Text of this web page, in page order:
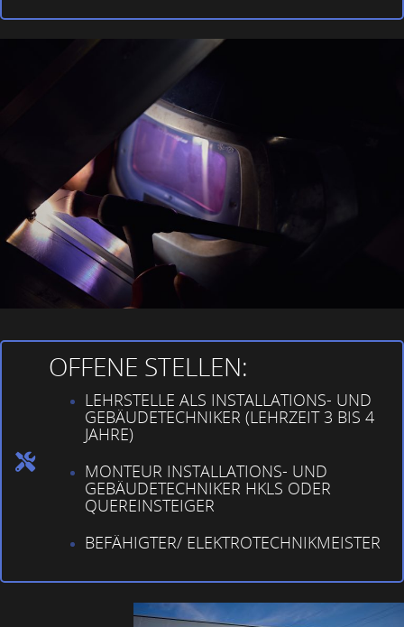
OFFENE STELLEN:
LEHRSTELLE ALS INSTALLATIONS- UND
GEBÄUDETECHNIKER (LEHRZEIT 3 BIS 4
JAHRE)
MONTEUR INSTALLATIONS- UND
GEBÄUDETECHNIKER HKLS ODER
QUEREINSTEIGER
BEFÄHIGTER/ ELEKTROTECHNIKMEISTER